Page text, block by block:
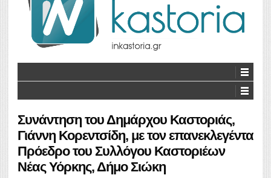
Συνάντηση του Δημάρχου Καστοριάς,
Γιάννη Κορεντσίδη, με τον επανεκλεγέντα
Πρόεδρο του Συλλόγου Καστοριέων
Νέας Υόρκης, Δήμο Σιώκη